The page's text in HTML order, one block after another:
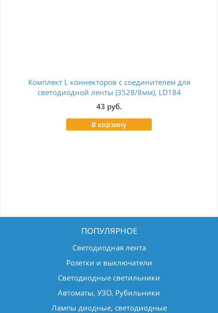
Комплект L коннекторов с соединителем для
светодиодной ленты (3528/8мм), LD184
43 руб.
В корзину
ПОПУЛЯРНОЕ
Светодиодная лента
Розетки и выключатели
Светодиодные светильники
Автоматы, УЗО, Рубильники
Лампы диодные, светодиодные